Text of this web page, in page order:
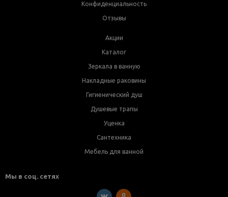
Конфиденциальность
Отзывы
Акции
Каталог
Зеркала в ванную
Накладные раковины
Гигиенический душ
Душевые трапы
Уценка
Сантехника
Мебель для ванной
Мы в соц. сетях